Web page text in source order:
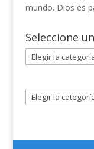
mundo. Dios es
Seleccione
Seleccione
un